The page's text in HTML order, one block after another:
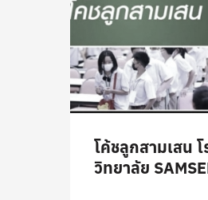
โค้ชลูกสามเสน
วิทยาลัย